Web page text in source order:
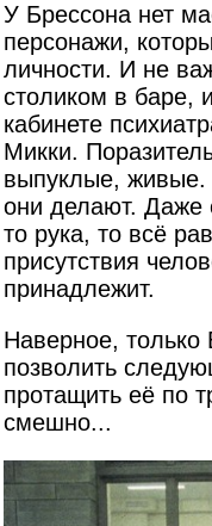
У Брессона нет
персонажи,
личности. И не
столиком в баре,
кабинете
Микки.
выпуклые, живые.
они делают. Даже
то рука, то всё
присутствия
принадлежит.
Наверное, только
позволить
протащить её по
смешно...